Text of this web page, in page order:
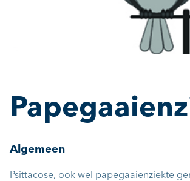
Algemeen
Psittacose, ook wel papegaaienziekte